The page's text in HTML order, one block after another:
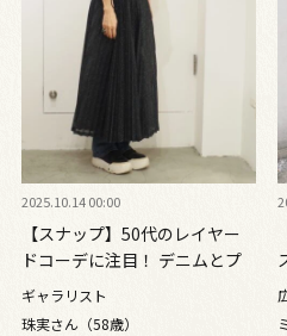
2025.10.14 00:00
【スナップ】50代のレイヤー
ドコーデに注目！ デニムとプ
リーツスカートで鮮度の高い仕
上がりに
ギャラリスト
珠実さん（58歳）